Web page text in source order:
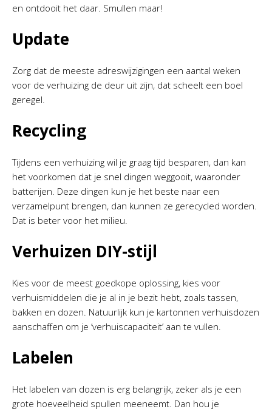
en ontdooit het daar. Smullen maar!
Update
Zorg dat de meeste adreswijzigingen een aantal weken
voor de verhuizing de deur uit zijn, dat scheelt een boel
geregel.
Recycling
Tijdens een verhuizing wil je graag tijd besparen, dan kan
het voorkomen dat je snel dingen weggooit, waaronder
batterijen. Deze dingen kun je het beste naar een
verzamelpunt brengen, dan kunnen ze gerecycled worden.
Dat is beter voor het milieu.
Verhuizen DIY-stijl
Kies voor de meest goedkope oplossing, kies voor
verhuismiddelen die je al in je bezit hebt, zoals tassen,
bakken en dozen. Natuurlijk kun je kartonnen verhuisdozen
aanschaffen om je ‘verhuiscapaciteit’ aan te vullen.
Labelen
Het labelen van dozen is erg belangrijk, zeker als je een
grote hoeveelheid spullen meeneemt. Dan hou je